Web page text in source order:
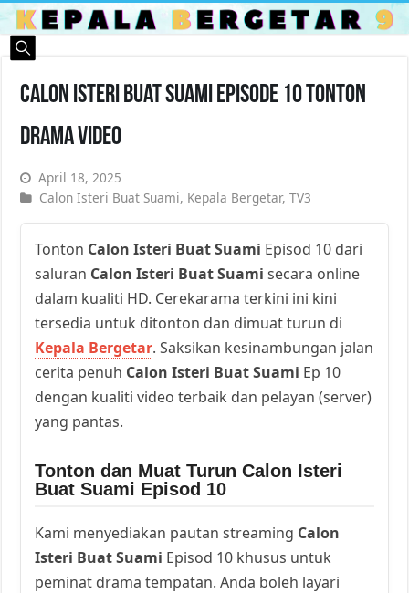
Calon Isteri Buat Suami Episode 10 Tonton
Drama Video
April 18, 2025
Calon Isteri Buat Suami, Kepala Bergetar,TV3
Tonton Calon Isteri Buat Suami Episod 10 dari
saluran Calon Isteri Buat Suami secara online
dalam kualiti HD. Cerekarama terkini ini kini
tersedia untuk ditonton dan dimuat turun di
Kepala Bergetar. Saksikan kesinambungan jalan
cerita penuh Calon Isteri Buat Suami Ep 10
dengan kualiti video terbaik dan pelayan (server)
yang pantas.
Tonton dan Muat Turun Calon Isteri
Buat Suami Episod 10
Kami menyediakan pautan streaming Calon
Isteri Buat Suami Episod 10 khusus untuk
peminat drama tempatan. Anda boleh layari